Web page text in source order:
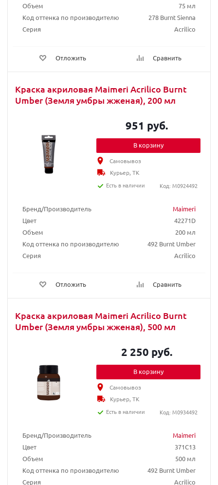
Объем
75 мл
Код оттенка по производителю
278 Burnt Sienna
Серия
Acrilico
Отложить Сравнить
Краска акриловая Maimeri Acrilico Burnt
Umber (Земля умбры жженая), 200 мл
Бренд/Производитель
Maimeri
Цвет
42271D
Объем
200 мл
Код оттенка по производителю
492 Burnt Umber
Серия
Acrilico
Отложить Сравнить
951 руб.
В корзину
Самовывоз
Курьер, ТК
Есть в наличии
Код: M0924492
Краска акриловая Maimeri Acrilico Burnt
Umber (Земля умбры жженая), 500 мл
Бренд/Производитель
Maimeri
Цвет
371C13
Объем
500 мл
Код оттенка по производителю
492 Burnt Umber
Серия
Acrilico
2 250 руб.
В корзину
Самовывоз
Курьер, ТК
Есть в наличии
Код: M0934492